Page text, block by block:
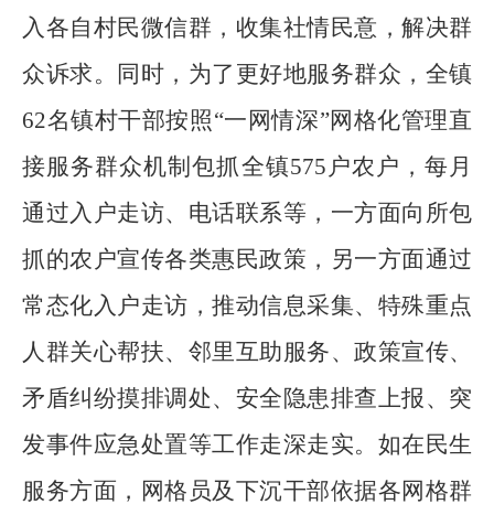
入各自村民微信群，收集社情民意，解决群
众诉求。同时，为了更好地服务群众，全镇
62名镇村干部按照“一网情深”网格化管理直
接服务群众机制包抓全镇575户农户，每月
通过入户走访、电话联系等，一方面向所包
抓的农户宣传各类惠民政策，另一方面通过
常态化入户走访，推动信息采集、特殊重点
人群关心帮扶、邻里互助服务、政策宣传、
矛盾纠纷摸排调处、安全隐患排查上报、突
发事件应急处置等工作走深走实。如在民生
服务方面，网格员及下沉干部依据各网格群